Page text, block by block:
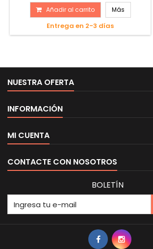
Añadir al carrito Más
Entrega en 2-3 días
NUESTRA OFERTA
INFORMACIÓN
MI CUENTA
CONTACTE CON NOSOTROS
BOLETÍN